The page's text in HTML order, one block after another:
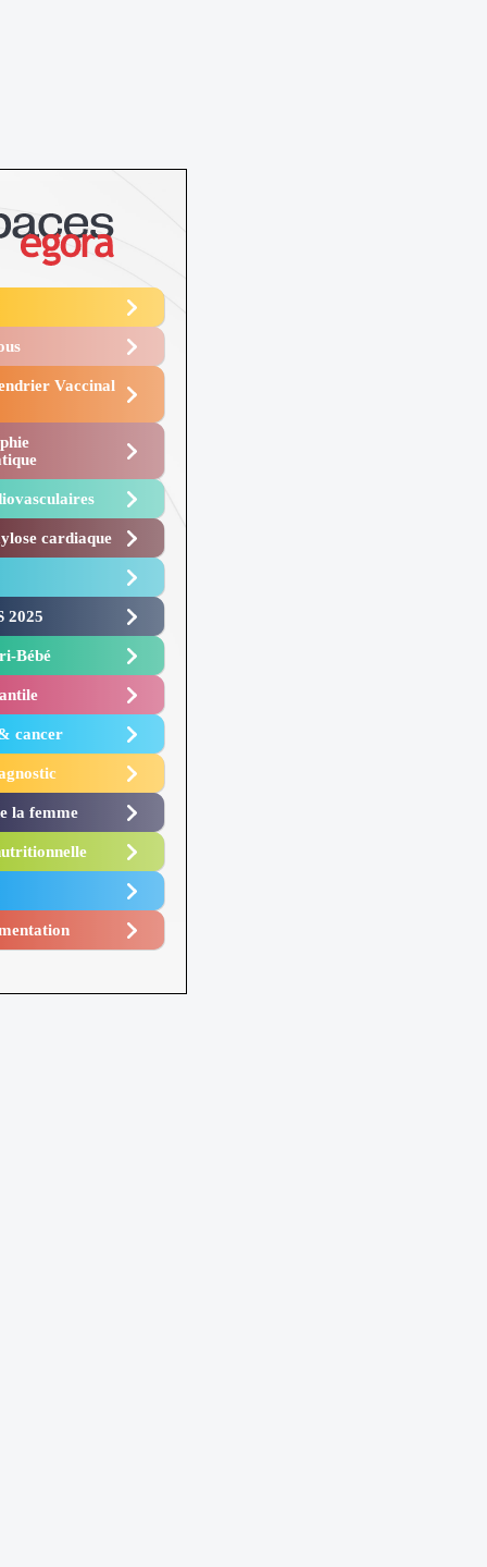
Vaccinal
cardiaque
2025
Bébé
cancer
la femme